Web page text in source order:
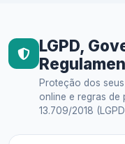
LGPD,
Proteção dos
online e regras de
13.709/2018